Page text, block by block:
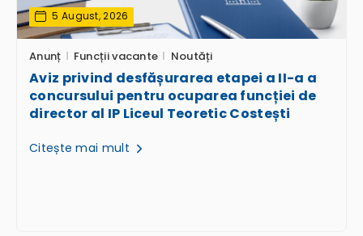
5 August, 2026
Anunț Funcții vacante Noutăți
Aviz privind desfășurarea etapei a II-a a
concursului pentru ocuparea funcției de
director al IP Liceul Teoretic Costești
Citește mai mult